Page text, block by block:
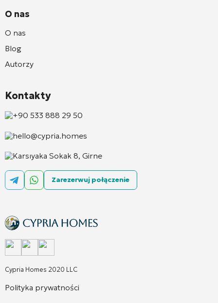
Cypria Homes 2020 LLC
Polityka prywatności
O nas
O nas
Blog
Autorzy
Kontakty
+90 533 888 29 50
hello@cypria.homes
Karsıyaka Sokak 8, Girne
Zarezerwuj połączenie